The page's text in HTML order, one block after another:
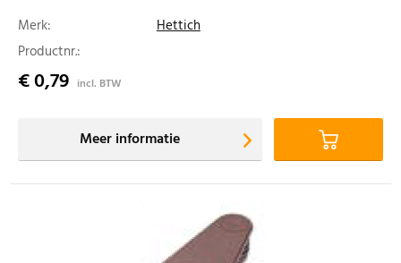
Merk:
Hettich
Productnr.:
€ 0,79 incl. BTW
Meer informatie